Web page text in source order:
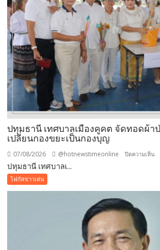
ช
ผง-
ผ
โ
ป
รั
ซื้
ขั้
ต่
ด
ปทุมธานี เทศบาลเมืองคูคต จัดทอดผ้า
เปลี่ยนกองขยะเป็นกองบุญ
07/08/2026 @hotnewstimeonline ปิดความเห็น
ปทุมธานี เทศบาลเ...
โฟกัสข่าวเด่น